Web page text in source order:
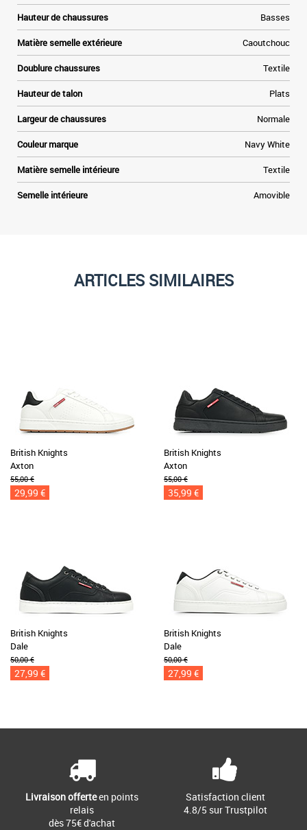
Hauteur de chaussures Basses
Matière semelle extérieure Caoutchouc
Doublure chaussures Textile
Hauteur de talon Plats
Largeur de chaussures Normale
Couleur marque Navy White
Matière semelle intérieure Textile
Semelle intérieure Amovible
ARTICLES SIMILAIRES
British Knights
Axton
55,00 €
29,99 €
British Knights
Axton
55,00 €
35,99 €
British Knights
Dale
50,00 €
27,99 €
British Knights
Dale
50,00 €
27,99 €
Livraison offerteen points
relais
dès 75€ d'achat
Satisfaction client
4.8/5 sur Trustpilot